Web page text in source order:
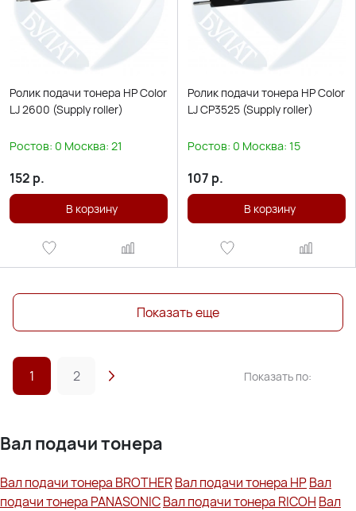
Ролик подачи тонера HP Color
LJ 2600 (Supply roller)
Ростов: 0 Москва: 21
152 р.
В корзину
Ролик подачи тонера HP Color
LJ CP3525 (Supply roller)
Ростов: 0 Москва: 15
107 р.
В корзину
Показать еще
1 2 Показать по:
Вал подачи тонера
Вал подачи тонера BROTHERВал подачи тонера HPВал
подачи тонера PANASONICВал подачи тонера RICOH Вал